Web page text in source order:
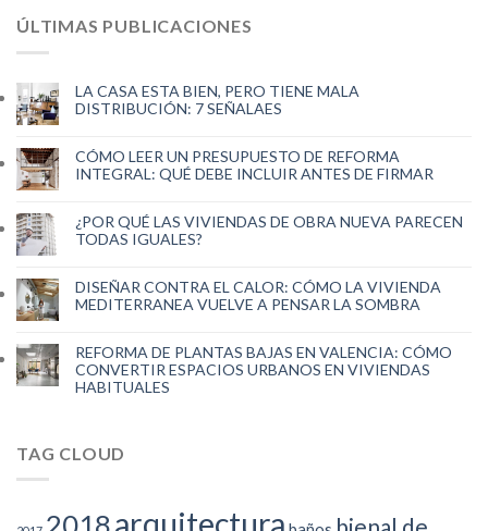
ÚLTIMAS PUBLICACIONES
LA CASA ESTA BIEN, PERO TIENE MALA
DISTRIBUCIÓN: 7 SEÑALAES
CÓMO LEER UN PRESUPUESTO DE REFORMA
INTEGRAL: QUÉ DEBE INCLUIR ANTES DE FIRMAR
¿POR QUÉ LAS VIVIENDAS DE OBRA NUEVA PARECEN
TODAS IGUALES?
DISEÑAR CONTRA EL CALOR: CÓMO LA VIVIENDA
MEDITERRANEA VUELVE A PENSAR LA SOMBRA
REFORMA DE PLANTAS BAJAS EN VALENCIA: CÓMO
CONVERTIR ESPACIOS URBANOS EN VIVIENDAS
HABITUALES
TAG CLOUD
arquitectura